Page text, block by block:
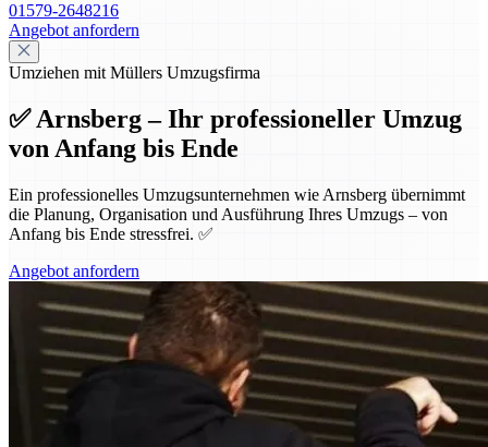
01579-2648216
Angebot anfordern
Umziehen mit Müllers Umzugsfirma
✅ Arnsberg – Ihr professioneller Umzug
von Anfang bis Ende
Ein professionelles Umzugsunternehmen wie Arnsberg übernimmt
die Planung, Organisation und Ausführung Ihres Umzugs – von
Anfang bis Ende stressfrei. ✅
Angebot anfordern